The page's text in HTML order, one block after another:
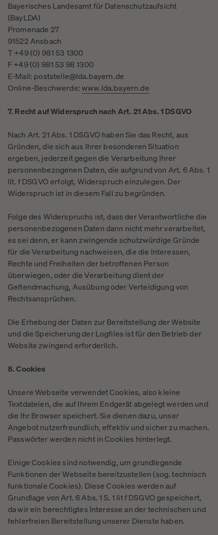
Bayerisches Landesamt für Datenschutzaufsicht
(BayLDA)
Promenade 27
91522 Ansbach
T +49 (0) 981 53 1300
F +49 (0) 981 53 98 1300
E-Mail: poststelle@lda.bayern.de
Online-Beschwerde:www.lda.bayern.de
7. Recht auf Widerspruch nach Art. 21 Abs. 1 DSGVO
Nach Art. 21 Abs. 1 DSGVO haben Sie das Recht, aus
Gründen, die sich aus Ihrer besonderen Situation
ergeben, jederzeit gegen die Verarbeitung Ihrer
personenbezogenen Daten, die aufgrund von Art. 6 Abs. 1
lit. f DSGVO erfolgt, Widerspruch einzulegen. Der
Widerspruch ist in diesem Fall zu begründen.
Folge des Widerspruchs ist, dass der Verantwortliche die
personenbezogenen Daten dann nicht mehr verarbeitet,
es sei denn, er kann zwingende schutzwürdige Gründe
für die Verarbeitung nachweisen, die die Interessen,
Rechte und Freiheiten der betroffenen Person
überwiegen, oder die Verarbeitung dient der
Geltendmachung, Ausübung oder Verteidigung von
Rechtsansprüchen.
Die Erhebung der Daten zur Bereitstellung der Website
und die Speicherung der Logfiles ist für den Betrieb der
Website zwingend erforderlich.
8. Cookies
Unsere Webseite verwendet Cookies, also kleine
Textdateien, die auf Ihrem Endgerät abgelegt werden und
die Ihr Browser speichert. Sie dienen dazu, unser
Angebot nutzerfreundlich, effektiv und sicher zu machen.
Passwörter werden nicht in Cookies hinterlegt.
Einige Cookies sind notwendig, um grundlegende
Funktionen der Webseite bereitzustellen (sog. technisch
funktionale Cookies). Diese Cookies werden auf
Grundlage von Art. 6 Abs. 1 S. 1 lit f DSGVO gespeichert,
da wir ein berechtigtes Interesse an der technischen und
fehlerfreien Bereitstellung unserer Dienste haben.